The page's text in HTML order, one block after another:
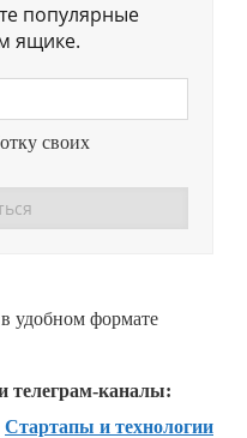
популярные
ящике.
своих
удобном формате
телеграм-каналы:
Стартапы и технологии